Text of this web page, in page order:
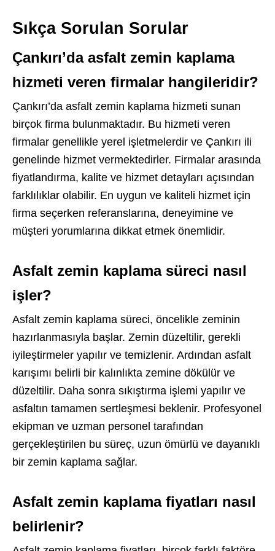
Sıkça Sorulan Sorular
Çankırı’da asfalt zemin kaplama
hizmeti veren firmalar hangileridir?
Çankırı’da asfalt zemin kaplama hizmeti sunan
birçok firma bulunmaktadır. Bu hizmeti veren
firmalar genellikle yerel işletmelerdir ve Çankırı ili
genelinde hizmet vermektedirler. Firmalar arasında
fiyatlandırma, kalite ve hizmet detayları açısından
farklılıklar olabilir. En uygun ve kaliteli hizmet için
firma seçerken referanslarına, deneyimine ve
müşteri yorumlarına dikkat etmek önemlidir.
Asfalt zemin kaplama süreci nasıl
işler?
Asfalt zemin kaplama süreci, öncelikle zeminin
hazırlanmasıyla başlar. Zemin düzeltilir, gerekli
iyileştirmeler yapılır ve temizlenir. Ardından asfalt
karışımı belirli bir kalınlıkta zemine dökülür ve
düzeltilir. Daha sonra sıkıştırma işlemi yapılır ve
asfaltın tamamen sertleşmesi beklenir. Profesyonel
ekipman ve uzman personel tarafından
gerçekleştirilen bu süreç, uzun ömürlü ve dayanıklı
bir zemin kaplama sağlar.
Asfalt zemin kaplama fiyatları nasıl
belirlenir?